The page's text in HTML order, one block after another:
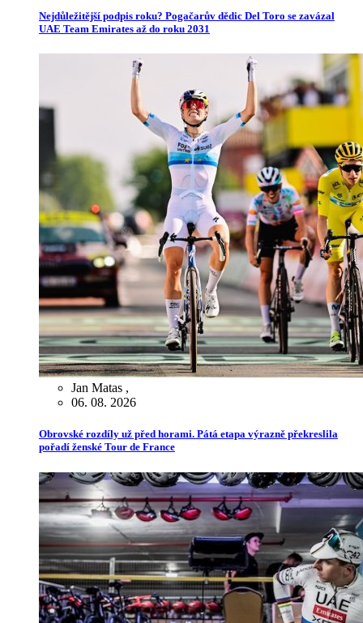
Nejdůležitější podpis roku? Pogačarův dědic Del Toro se zavázal
UAE Team Emirates až do roku 2031
Jan Matas ,
06. 08. 2026
Obrovské rozdíly už před horami. Pátá etapa výrazně překreslila
pořadí ženské Tour de France